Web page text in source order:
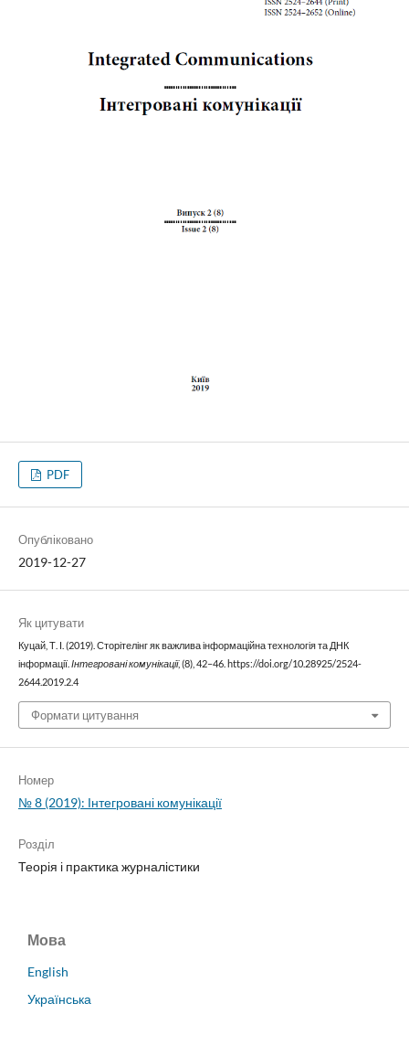
PDF
Опубліковано
2019-12-27
Як цитувати
Куцай, Т. І. (2019). Сторітелінг як важлива інформаційна технологія та ДНК
інформації.Інтегровані комунікації, (8), 42–46. https://doi.org/10.28925/2524-
2644.2019.2.4
Формати цитування
Номер
№ 8 (2019): Інтегровані комунікації
Розділ
Теорія і практика журналістики
Мова
English
Українська